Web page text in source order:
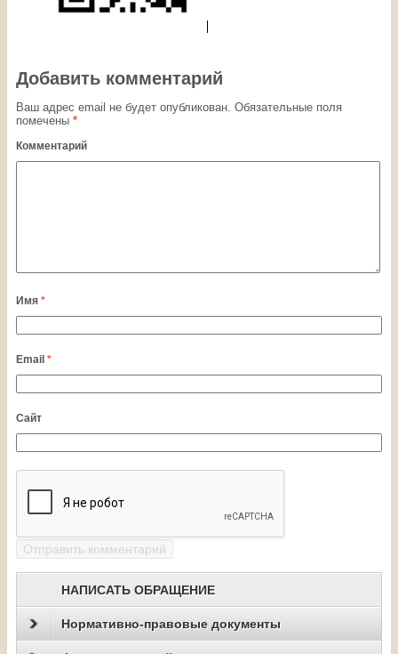
Добавить комментарий
Ваш адрес email не будет опубликован. Обязательные поля
помечены *
Комментарий
Имя *
Email *
Сайт
НАПИСАТЬ ОБРАЩЕНИЕ
Нормативно-правовые документы